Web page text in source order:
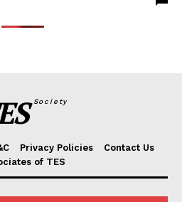
Society
Privacy Policies
Contact Us
of TES